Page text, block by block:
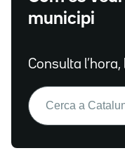
municipi
Consulta
Buscar: